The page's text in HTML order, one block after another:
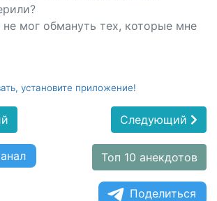
мог обмануть тех, которые мне
установите приложение!
Следующий
Топ 10 анекдотов
Поделиться